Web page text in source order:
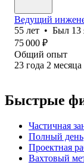
Ведущий
55 лет • Был 13
75 000 ₽
Общий опыт
23 года 2 месяца
Быстрые
Частичная
Полный день
Проектная
Вахтовый